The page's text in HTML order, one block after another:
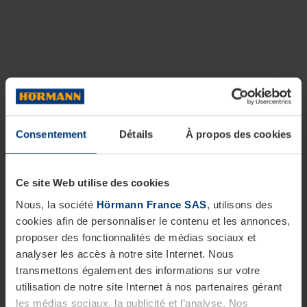
Consentement Détails À propos des cookies
Ce site Web utilise des cookies
Nous, la société Hörmann France SAS, utilisons des
cookies afin de personnaliser le contenu et les annonces,
proposer des fonctionnalités de médias sociaux et
analyser les accès à notre site Internet. Nous
transmettons également des informations sur votre
utilisation de notre site Internet à nos partenaires gérant
les médias sociaux, la publicité et l’analyse. Nos